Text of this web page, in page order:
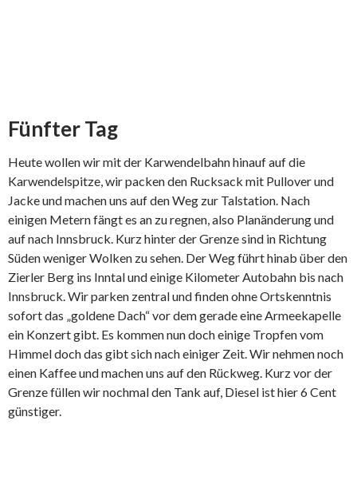
Fünfter Tag
Heute wollen wir mit der Karwendelbahn hinauf auf die
Karwendelspitze, wir packen den Rucksack mit Pullover und
Jacke und machen uns auf den Weg zur Talstation. Nach
einigen Metern fängt es an zu regnen, also Planänderung und
auf nach Innsbruck. Kurz hinter der Grenze sind in Richtung
Süden weniger Wolken zu sehen. Der Weg führt hinab über den
Zierler Berg ins Inntal und einige Kilometer Autobahn bis nach
Innsbruck. Wir parken zentral und finden ohne Ortskenntnis
sofort das „goldene Dach“ vor dem gerade eine Armeekapelle
ein Konzert gibt. Es kommen nun doch einige Tropfen vom
Himmel doch das gibt sich nach einiger Zeit. Wir nehmen noch
einen Kaffee und machen uns auf den Rückweg. Kurz vor der
Grenze füllen wir nochmal den Tank auf, Diesel ist hier 6 Cent
günstiger.